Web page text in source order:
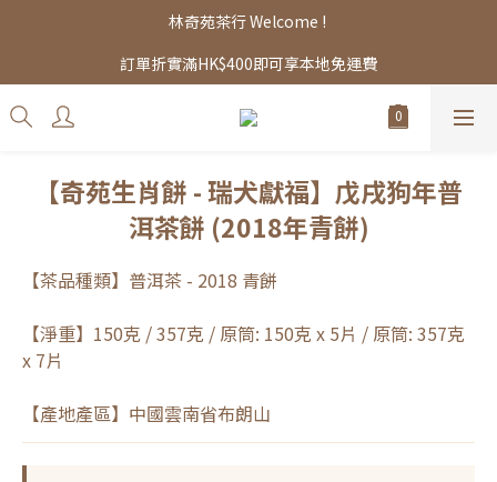
林奇苑茶行 Welcome !
訂單折實滿HK$400即可享本地免運費
【奇苑生肖餅 - 瑞犬獻福】戊戌狗年普
洱茶餅 (2018年青餅)
【茶品種類】普洱茶 - 2018 青餅
【淨重】150克 / 357克 / 原筒: 150克 x 5片 / 原筒: 357克
x 7片
【產地產區】中國雲南省布朗山